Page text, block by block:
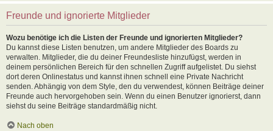
Freunde und ignorierte Mitglieder
Wozu benötige ich die Listen der Freunde und ignorierten Mitglieder?
Du kannst diese Listen benutzen, um andere Mitglieder des Boards zu
verwalten. Mitglieder, die du deiner Freundesliste hinzufügst, werden in
deinem persönlichen Bereich für den schnellen Zugriff aufgelistet. Du siehst
dort deren Onlinestatus und kannst ihnen schnell eine Private Nachricht
senden. Abhängig von dem Style, den du verwendest, können Beiträge deiner
Freunde auch hervorgehoben sein. Wenn du einen Benutzer ignorierst, dann
siehst du seine Beiträge standardmäßig nicht.
Nach oben